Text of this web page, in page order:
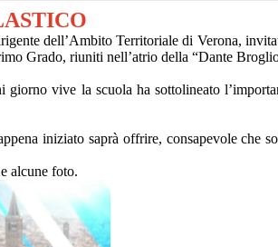
dell’Ambito Territoriale di Verona,
Grado, riuniti nell’atrio della “Dante
vive la scuola ha sottolineato
iniziato saprà offrire, consapevole che
alcune foto.